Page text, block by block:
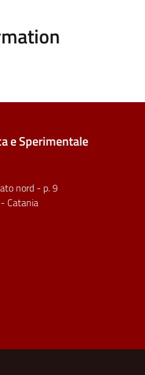
e Sperimentale
nord - p. 9
Catania